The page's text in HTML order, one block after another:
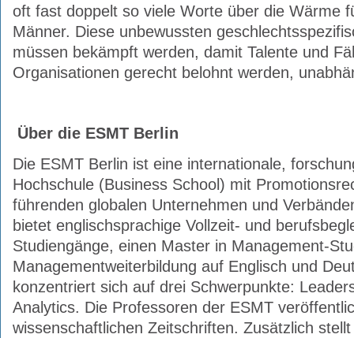
oft fast doppelt so viele Worte über die Wärme
Männer. Diese unbewussten
müssen bekämpft werden, damit Talente und
Organisationen gerecht belohnt werden,
Über die ESMT Berlin
Die ESMT Berlin ist eine internationale,
Hochschule (Business School) mit
führenden globalen Unternehmen und
bietet englischsprachige Vollzeit- und
Studiengänge, einen Master in Management-
Managementweiterbildung auf Englisch und
konzentriert sich auf drei Schwerpunkte:
Analytics. Die Professoren der ESMT
wissenschaftlichen Zeitschriften. Zusätzlich